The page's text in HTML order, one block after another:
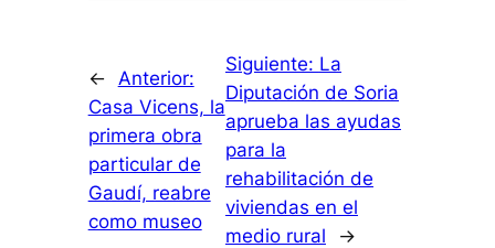
←
Anterior:
Casa Vicens, la
primera obra
particular de
Gaudí, reabre
como museo
Siguiente: La
Diputación de Soria
aprueba las ayudas
para la
rehabilitación de
viviendas en el
medio rural
→